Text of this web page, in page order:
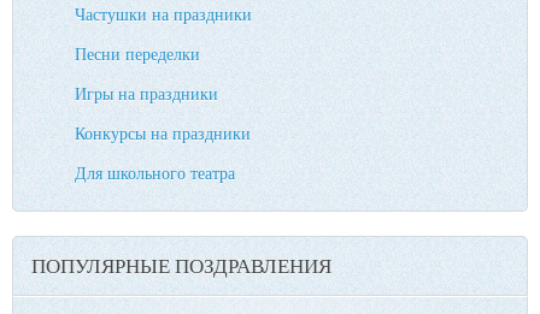
Частушки на праздники
Песни переделки
Игры на праздники
Конкурсы на праздники
Для школьного театра
ПОПУЛЯРНЫЕ ПОЗДРАВЛЕНИЯ